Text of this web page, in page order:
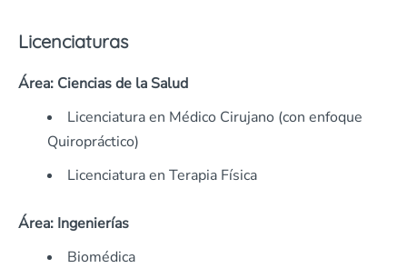
Licenciaturas
Área: Ciencias de la Salud
Licenciatura en Médico Cirujano (con enfoque
Quiropráctico)
Licenciatura en Terapia Física
Área: Ingenierías
Biomédica